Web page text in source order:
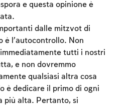
e questa opinione è
dalle mitzvot di
è l’autocontrollo. Non
tutti i nostri
e non dovremmo
qualsiasi altra cosa
è dedicare il primo di ogni
più alta. Pertanto, si